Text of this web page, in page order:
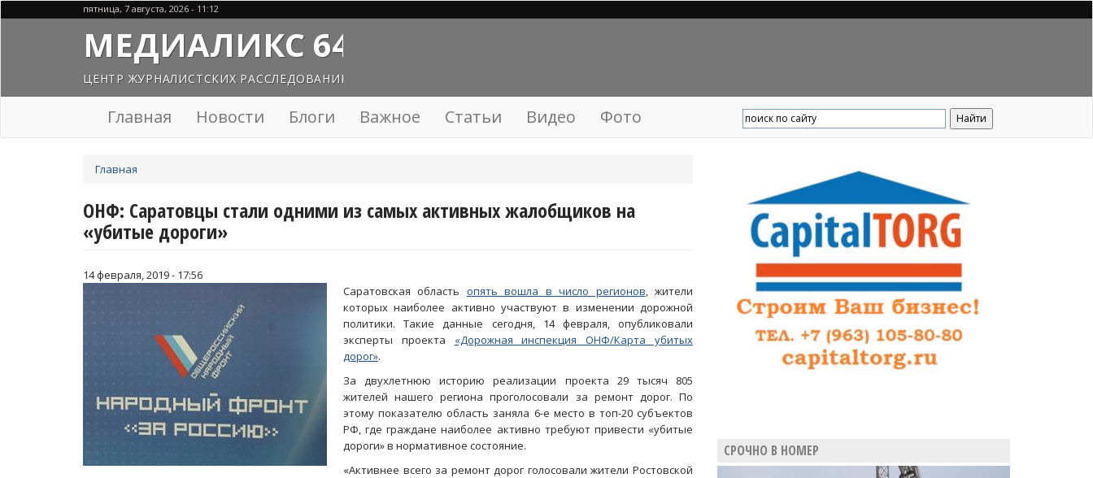
пятница, 7 августа, 2026 - 11:12
МЕДИАЛИКС 64
ЦЕНТР ЖУРНАЛИСТСКИХ РАССЛЕДОВАНИЙ
Главная Новости Блоги Важное Статьи Видео Фото
здесь
Главная
ОНФ: Саратовцы стали одними из самых активных жалобщиков на
«убитые дороги»
14 февраля, 2019 - 17:56
Саратовская область опять вошла в число регионов, жители
которых наиболее активно участвуют в изменении дорожной
политики. Такие данные сегодня, 14 февраля, опубликовали
эксперты проекта «Дорожная инспекция ОНФ/Карта убитых
дорог».
За двухлетнюю историю реализации проекта 29 тысяч 805
жителей нашего региона проголосовали за ремонт дорог. По
этому показателю область заняла 6-е место в топ-20 субъектов
РФ, где граждане наиболее активно требуют привести «убитые
дороги» в нормативное состояние.
«Активнее всего за ремонт дорог голосовали жители Ростовской
СРОЧНО В НОМЕР